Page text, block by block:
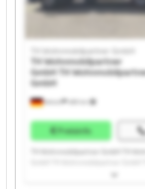
Ketsch
TH Wohnmobilpartner GmbH
TH Wohnmobilpartner
GmbH TH
GmbH
Preisinfo
TH Wohnmobilpartner GmbH TH
Wohnmobilpartner GmbH TH